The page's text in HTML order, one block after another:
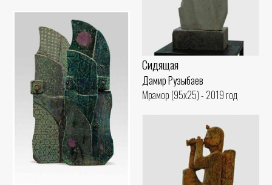
Сидящая
Дамир Рузыбаев
Мрамор (95x25) - 2019 год